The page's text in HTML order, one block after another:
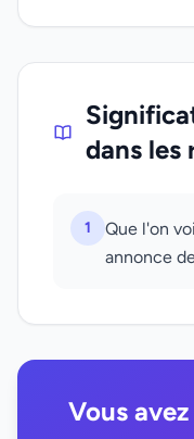
dans les
1
Que l'on
annonce
Vous